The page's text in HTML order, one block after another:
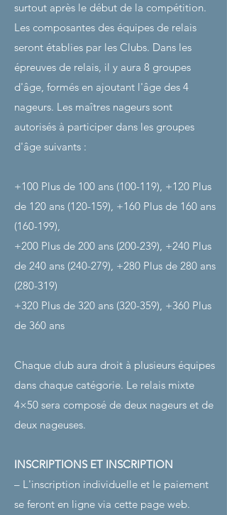
surtout après le début de la compétition.
Les composantes des équipes de relais
seront établies par les Clubs. Dans les
épreuves de relais, il y aura 8 groupes
d'âge, formés en ajoutant l'âge des 4
nageurs. Les maîtres nageurs sont
autorisés à participer dans les groupes
d'âge suivants :
+100 Plus de 100 ans (100-119), +120 Plus
de 120 ans (120-159), +160 Plus de 160 ans
(160-199),
+200 Plus de 200 ans (200-239), +240 Plus
de 240 ans (240-279), +280 Plus de 280 ans
(280-319)
+320 Plus de 320 ans (320-359), +360 Plus
de 360 ans
Chaque club aura droit à plusieurs équipes
dans chaque catégorie. Le relais mixte
4×50 sera composé de deux nageurs et de
deux nageuses.
INSCRIPTIONS ET INSCRIPTION
– L'inscription individuelle et le paiement
se feront en ligne via cette page web.